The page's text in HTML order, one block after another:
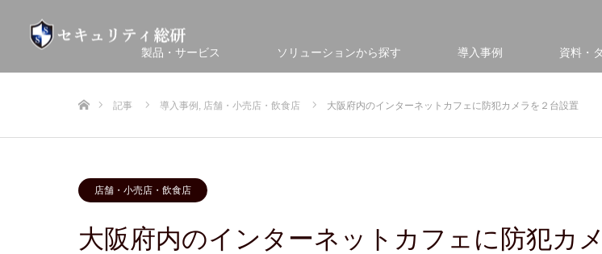
製品・サービス ソリューションから探す 導入事例 資料・
記事 導入事例 , 店舗・小売店・飲食店 大阪府内のインターネットカフェに防犯カメラを２台設置
店舗・小売店・飲食店
大阪府内のインターネットカフェに防犯カ